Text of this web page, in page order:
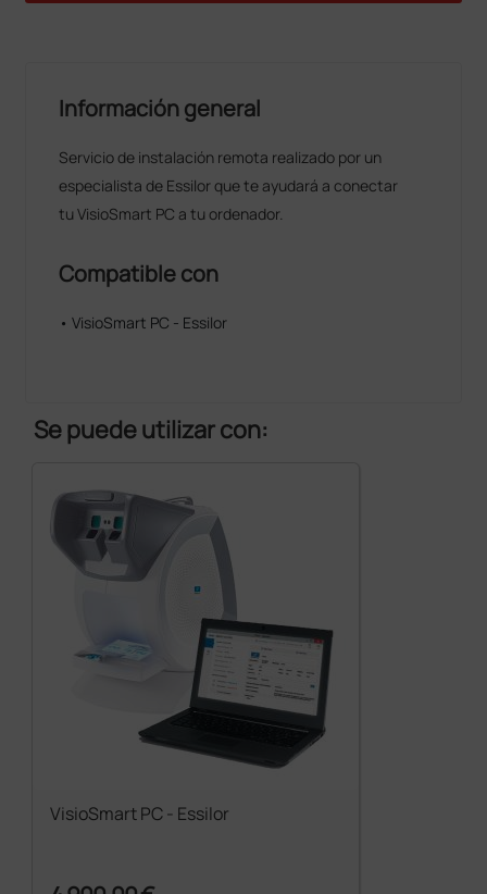
Información general
Servicio de instalación remota realizado por un
especialista de Essilor que te ayudará a conectar
tu VisioSmart PC a tu ordenador.
Compatible con
• VisioSmart PC - Essilor
Se puede utilizar con:
VisioSmart PC - Essilor